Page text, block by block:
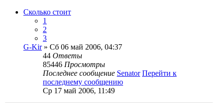
Сколько стоит
1
2
3
G-Kir» Сб 06 май 2006, 04:37
44 Ответы
85446 Просмотры
Последнее сообщение Senator Перейти к
последнему сообщению
Ср 17 май 2006, 11:49